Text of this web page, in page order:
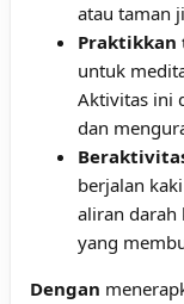
atau taman
Praktikkan
untuk
Aktivitas ini
dan
berjalan
aliran darah
yang
Dengan